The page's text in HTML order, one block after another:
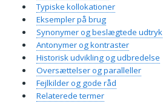
Typiske kollokationer
Eksempler på brug
Synonymer og beslægtede udtryk
Antonymer og kontraster
Historisk udvikling og udbredelse
Oversættelser og paralleller
Fejlkilder og gode råd
Relaterede termer